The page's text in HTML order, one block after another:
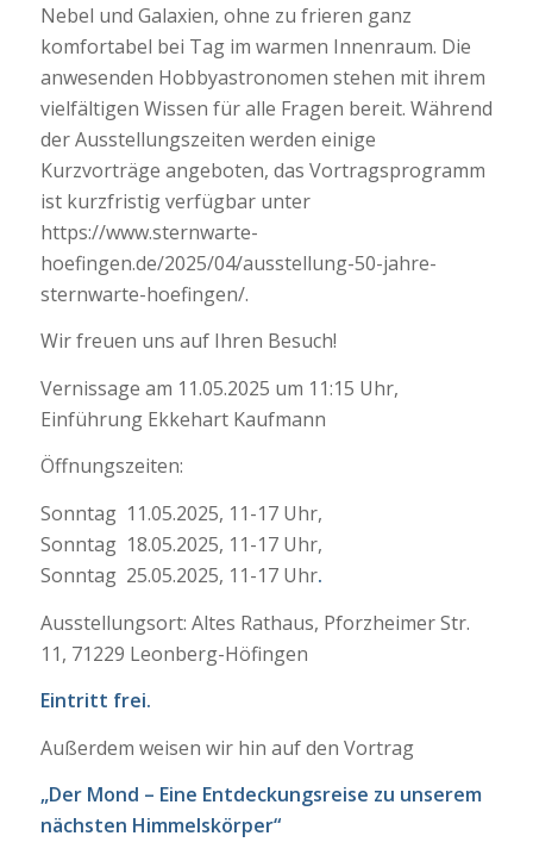
Nebel und Galaxien, ohne zu frieren ganz
komfortabel bei Tag im warmen Innenraum. Die
anwesenden Hobbyastronomen stehen mit ihrem
vielfältigen Wissen für alle Fragen bereit. Während
der Ausstellungszeiten werden einige
Kurzvorträge angeboten, das Vortragsprogramm
ist kurzfristig verfügbar unter
https://www.sternwarte-
hoefingen.de/2025/04/ausstellung-50-jahre-
sternwarte-hoefingen/.
Wir freuen uns auf Ihren Besuch!
Vernissage am 11.05.2025 um 11:15 Uhr,
Einführung Ekkehart Kaufmann
Öffnungszeiten:
Sonntag 11.05.2025, 11-17 Uhr,
Sonntag 18.05.2025, 11-17 Uhr,
Sonntag 25.05.2025, 11-17 Uhr.
Ausstellungsort: Altes Rathaus, Pforzheimer Str.
11, 71229 Leonberg-Höfingen
Eintritt frei.
Außerdem weisen wir hin auf den Vortrag
„Der Mond – Eine Entdeckungsreise zu unserem
nächsten Himmelskörper“